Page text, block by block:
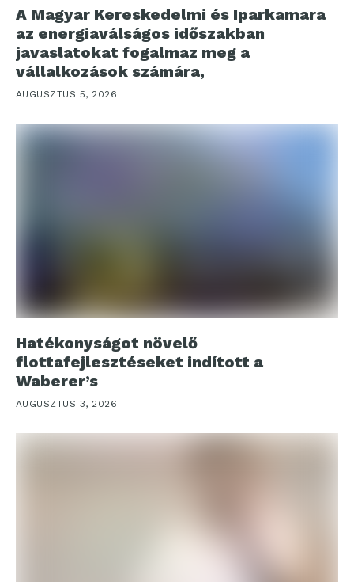
A Magyar Kereskedelmi és Iparkamara
az energiaválságos időszakban
javaslatokat fogalmaz meg a
vállalkozások számára,
AUGUSZTUS 5, 2026
Hatékonyságot növelő
flottafejlesztéseket indított a
Waberer’s
AUGUSZTUS 3, 2026